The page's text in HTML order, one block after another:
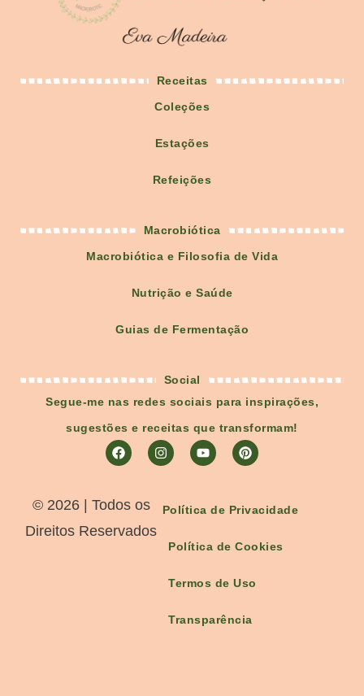
Receitas
Coleções
Estações
Refeições
Macrobiótica
Macrobiótica e Filosofia de Vida
Nutrição e Saúde
Guias de Fermentação
Social
Segue-me nas redes sociais para inspirações,
sugestões e receitas que transformam!
©️ 2026 | Todos os
Direitos Reservados
Política de Privacidade
Política de Cookies
Termos de Uso
Transparência